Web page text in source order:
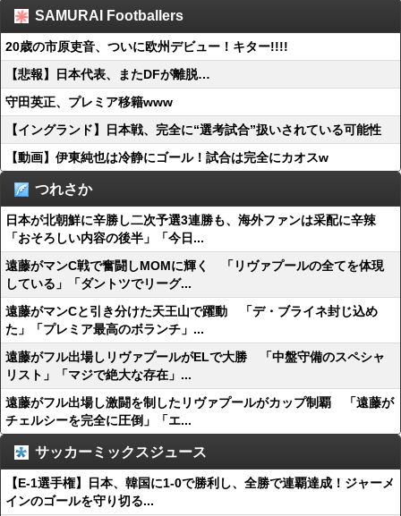
SAMURAI Footballers
20歳の市原吏音、ついに欧州デビュー！キター!!!!
【悲報】日本代表、またDFが離脱…
守田英正、プレミア移籍www
【イングランド】日本戦、完全に“選考試合”扱いされている可能性
【動画】伊東純也は冷静にゴール！試合は完全にカオスw
つれさか
日本が北朝鮮に辛勝し二次予選3連勝も、海外ファンは采配に辛辣
「おそろしい内容の後半」「今日...
遠藤がマンC戦で奮闘しMOMに輝く 「リヴァプールの全てを体現
している」「ダントツでリーグ...
遠藤がマンCと引き分けた天王山で躍動 「デ・ブライネ封じ込め
た」「プレミア最高のボランチ」...
遠藤がフル出場しリヴァプールがELで大勝 「中盤守備のスペシャ
リスト」「マジで絶大な存在」...
遠藤がフル出場し激闘を制したリヴァプールがカップ制覇 「遠藤が
チェルシーを完全に圧倒」「エ...
サッカーミックスジュース
【E-1選手権】日本、韓国に1-0で勝利し、全勝で連覇達成！ジャーメ
インのゴールを守り切る...